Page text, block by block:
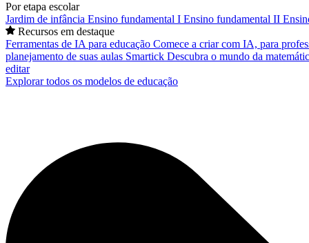
Por etapa escolar
Jardim de infância Ensino fundamental I Ensino fundamental II
Recursos em destaque
Ferramentas de IA para educação Comece a criar com IA, para
planejamento de suas aulas Smartick Descubra o mundo da
editar
Explorar todos os modelos de educação